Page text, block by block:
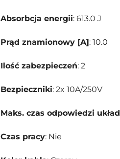
Absorbcja energii: 613.0 J
Prąd znamionowy [A]: 10.0
Ilość zabezpieczeń: 2
Bezpieczniki: 2x 10A/250V
Maks. czas odpowiedzi
Czas pracy: Nie